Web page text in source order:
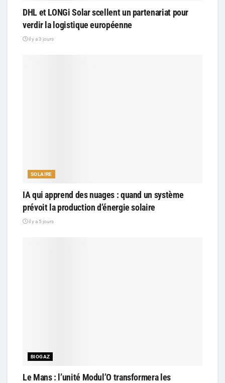
DHL et LONGi Solar scellent un partenariat pour
verdir la logistique européenne
il y a 3 jours
SOLAIRE
IA qui apprend des nuages : quand un système
prévoit la production d’énergie solaire
il y a 5 jours
BIOGAZ
Le Mans : l’unité Modul’O transformera les